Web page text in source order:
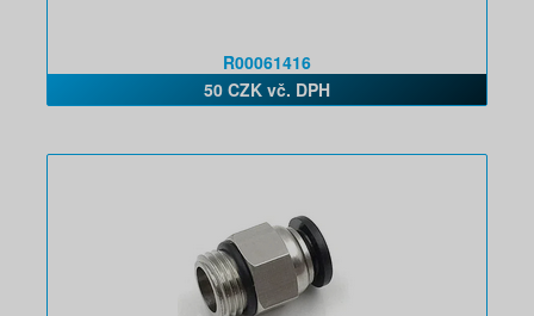
R00061416
50 CZK vč. DPH